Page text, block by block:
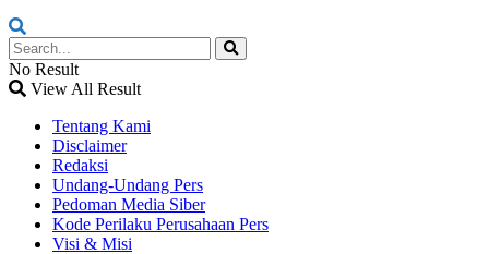
No Result
View All Result
Tentang Kami
Disclaimer
Redaksi
Undang-Undang Pers
Pedoman Media Siber
Kode Perilaku Perusahaan Pers
Visi & Misi